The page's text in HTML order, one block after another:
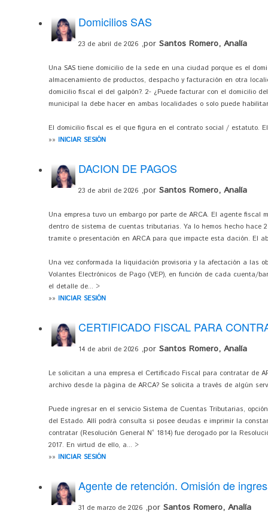
Domicilios SAS
23 de abril de 2026 ,por Santos Romero, Analía
Una SAS tiene domicilio de la sede en una ciudad porque es el
almacenamiento de productos, despacho y facturación en otra
domicilio fiscal el del galpón?. 2- ¿Puede facturar con el domicilio
municipal la debe hacer en ambas localidades o solo puede
El domicilio fiscal es el que figura en el contrato social / estatuto.
»» INICIAR SESIÓN
DACION DE PAGOS
23 de abril de 2026 ,por Santos Romero, Analía
Una empresa tuvo un embargo por parte de ARCA. El agente fiscal
dentro de sistema de cuentas tributarias. Ya lo hemos hecho hace
tramite o presentación en ARCA para que impacte esta dación. El
Una vez conformada la liquidación provisoria y la afectación a las
Volantes Electrónicos de Pago (VEP), en función de cada cuenta/
el detalle de... >
»» INICIAR SESIÓN
CERTIFICADO FISCAL PARA
14 de abril de 2026 ,por Santos Romero, Analía
Le solicitan a una empresa el Certificado Fiscal para contratar de
archivo desde la página de ARCA? Se solicita a través de algún
Puede ingresar en el servicio Sistema de Cuentas Tributarias,
del Estado. Allí podrá consulta si posee deudas e imprimir la
contratar (Resolución General N° 1814) fue derogado por la
2017. En virtud de ello, a... >
»» INICIAR SESIÓN
Agente de retención. Omisión de
31 de marzo de 2026 ,por Santos Romero, Analía